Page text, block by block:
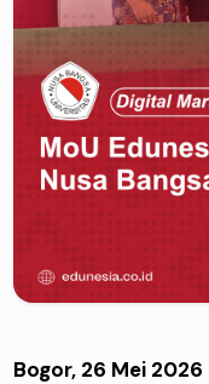
Bogor, 26 Mei 2026